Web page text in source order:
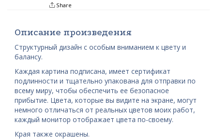
Share
Описание произведения
Структурный дизайн с особым вниманием к цвету и
балансу.
Каждая картина подписана, имеет сертификат
подлинности и тщательно упакована для отправки по
всему миру, чтобы обеспечить ее безопасное
прибытие. Цвета, которые вы видите на экране, могут
немного отличаться от реальных цветов моих работ,
каждый монитор отображает цвета по-своему.
Края также окрашены.